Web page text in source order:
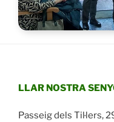
LLAR NOSTRA
Passeig dels Til·lers,